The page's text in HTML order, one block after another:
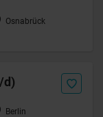
Osnabrück
d)
Berlin